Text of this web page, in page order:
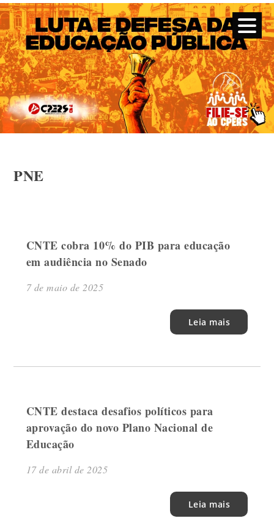
CPERS – Sindicato
CPERS – Sindicato dos Professores e Funcionários de escola
do Estado do Rio Grande do Sul
PNE
CNTE cobra 10% do PIB para educação
em audiência no Senado
7 de maio de 2025
Leia mais
CNTE destaca desafios políticos para
aprovação do novo Plano Nacional de
Educação
17 de abril de 2025
Leia mais